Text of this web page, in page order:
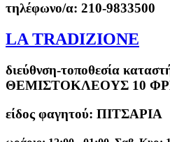
τηλέφωνο/α: 210-9833500
LA TRADIZIONE
διεύθνση-τοποθεσία
ΘΕΜΙΣΤΟΚΛΕΟΥΣ 10
είδος φαγητού: ΠΙΤΣΑΡΙΑ